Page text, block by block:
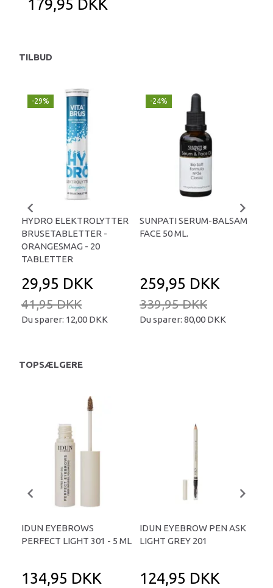
179,95 DKK
TILBUD
-29%
HYDRO ELEKTROLYTTER
BRUSETABLETTER -
ORANGESMAG - 20
TABLETTER
29,95 DKK
41,95 DKK
Du sparer: 12,00 DKK
-24%
SUNPATI SERUM-BALSAM
FACE 50 ML.
259,95 DKK
339,95 DKK
Du sparer: 80,00 DKK
TOPSÆLGERE
IDUN EYEBROWS
PERFECT LIGHT 301 - 5 ML
134,95 DKK
IDUN EYEBROW PEN ASK
LIGHT GREY 201
124,95 DKK